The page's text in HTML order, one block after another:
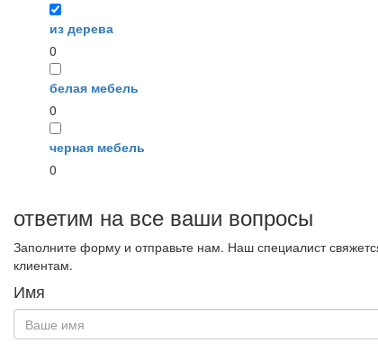
из дерева
0
белая мебель
0
черная мебель
0
ответим на все ваши вопросы
Заполните форму и отправьте нам. Наш специалист
клиентам.
Имя